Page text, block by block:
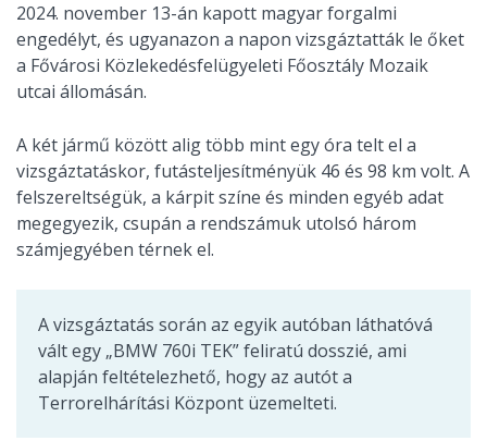
2024. november 13-án kapott magyar forgalmi
engedélyt, és ugyanazon a napon vizsgáztatták le őket
a Fővárosi Közlekedésfelügyeleti Főosztály Mozaik
utcai állomásán.
A két jármű között alig több mint egy óra telt el a
vizsgáztatáskor, futásteljesítményük 46 és 98 km volt. A
felszereltségük, a kárpit színe és minden egyéb adat
megegyezik, csupán a rendszámuk utolsó három
számjegyében térnek el.
A vizsgáztatás során az egyik autóban láthatóvá
vált egy „BMW 760i TEK” feliratú dosszié, ami
alapján feltételezhető, hogy az autót a
Terrorelhárítási Központ üzemelteti.